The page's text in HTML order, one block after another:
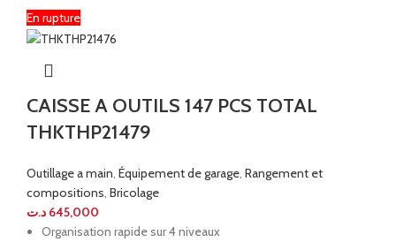
En rupture
CAISSE A OUTILS 147 PCS TOTAL
THKTHP21479
Outillage a main, Équipement de garage, Rangement et
compositions, Bricolage
645,000 د.ت
Organisation rapide sur 4 niveaux